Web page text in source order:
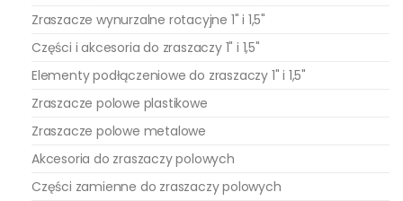
Zraszacze wynurzalne rotacyjne 1" i 1,5"
Części i akcesoria do zraszaczy 1" i 1,5"
Elementy podłączeniowe do zraszaczy 1" i 1,5"
Zraszacze polowe plastikowe
Zraszacze polowe metalowe
Akcesoria do zraszaczy polowych
Części zamienne do zraszaczy polowych